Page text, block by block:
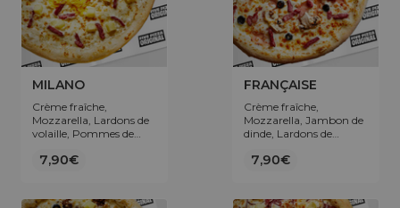
MILANO
Crème fraîche,
Mozzarella, Lardons de
volaille, Pommes de
7,90€
FRANÇAISE
Crème fraîche,
Mozzarella, Jambon de
dinde, Lardons de
Olives.
7,90€